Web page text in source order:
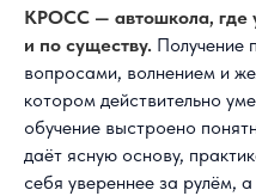
КРОСС — автошкола, где
и по существу. Получение
вопросами, волнением и
котором действительно
обучение выстроено
даёт ясную основу,
себя увереннее за рулём,